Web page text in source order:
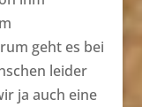
geht es bei
leider
ja auch eine